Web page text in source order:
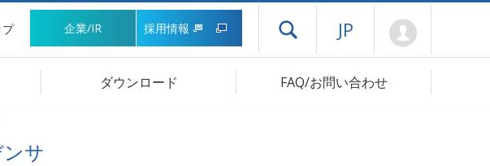
企業/IR 採用情報 ドロワーメニューを開く
JP
ダウンロード FAQ/お問い合わせ
サ